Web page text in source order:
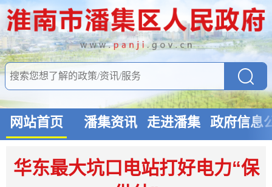
网站首页 潘集资讯 走进潘集 政府信息
华东最大坑口电站打好电力“保